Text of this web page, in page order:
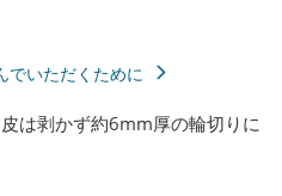
でいただくために
は剥かず約6mm厚の輪切りに